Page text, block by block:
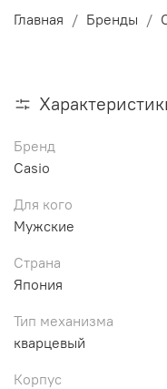
Главная Бренды
Бренд
Casio
Для кого
Мужские
Страна
Япония
Тип механизма
кварцевый
Корпус